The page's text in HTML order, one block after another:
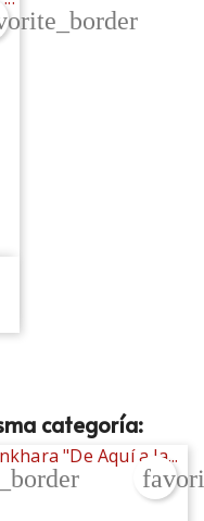
categoría: